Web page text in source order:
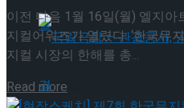
국립극장 – 관광공사,
이전 다음 1월 16일(월) 엘지
지컬어워즈가 열렸다. ‘한국뮤
지컬 시장의 한해를 총...
Read more